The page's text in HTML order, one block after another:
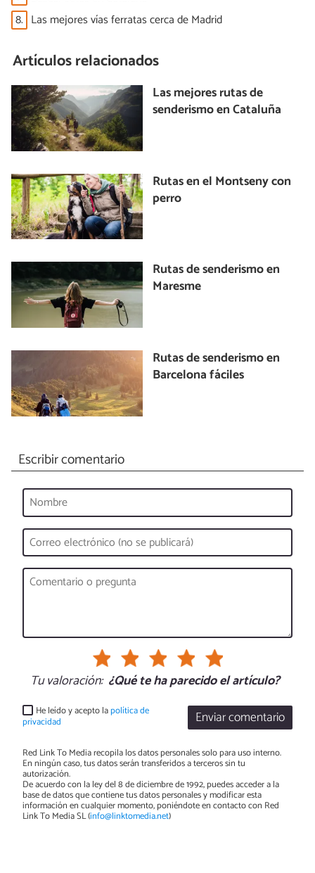
8. Las mejores vías ferratas cerca de Madrid
Artículos relacionados
Las mejores rutas de
senderismo en Cataluña
Rutas en el Montseny con
perro
Rutas de senderismo en
Maresme
Rutas de senderismo en
Barcelona fáciles
Escribir comentario
Tu valoración: ¿Qué te ha parecido el artículo?
Enviar comentario
He leído y acepto lapolítica de
privacidad
Red Link To Media recopila los datos personales solo para uso interno.
En ningún caso, tus datos serán transferidos a terceros sin tu
autorización.
De acuerdo con la ley del 8 de diciembre de 1992, puedes acceder a la
base de datos que contiene tus datos personales y modificar esta
información en cualquier momento, poniéndote en contacto con Red
Link To Media SL (info@linktomedia.net)